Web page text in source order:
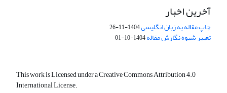
آخرین اخبار
چاپ مقاله به زبان انگلیسی1404-11-26
تغییر شیوه نگارش مقاله1404-10-01
This work is Licensed under a Creative Commons Attribution 4.0
International License.